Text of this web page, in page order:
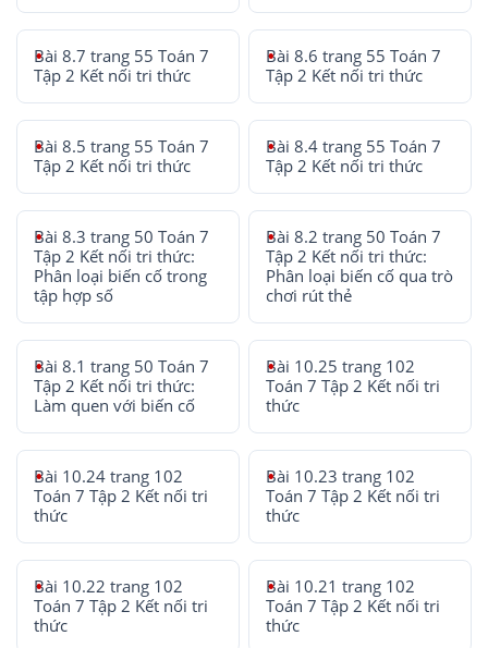
Bài 8.7 trang 55 Toán 7
Tập 2 Kết nối tri thức
Bài 8.6 trang 55 Toán 7
Tập 2 Kết nối tri thức
Bài 8.5 trang 55 Toán 7
Tập 2 Kết nối tri thức
Bài 8.4 trang 55 Toán 7
Tập 2 Kết nối tri thức
Bài 8.3 trang 50 Toán 7
Tập 2 Kết nối tri thức:
Phân loại biến cố trong
tập hợp số
Bài 8.2 trang 50 Toán 7
Tập 2 Kết nối tri thức:
Phân loại biến cố qua trò
chơi rút thẻ
Bài 8.1 trang 50 Toán 7
Tập 2 Kết nối tri thức:
Làm quen với biến cố
Bài 10.25 trang 102
Toán 7 Tập 2 Kết nối tri
thức
Bài 10.24 trang 102
Toán 7 Tập 2 Kết nối tri
thức
Bài 10.23 trang 102
Toán 7 Tập 2 Kết nối tri
thức
Bài 10.22 trang 102
Toán 7 Tập 2 Kết nối tri
thức
Bài 10.21 trang 102
Toán 7 Tập 2 Kết nối tri
thức